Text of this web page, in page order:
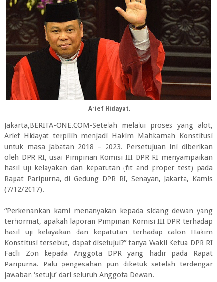
Arief Hidayat.
Jakarta,BERITA-ONE.COM-Setelah melalui proses yang alot,
Arief Hidayat terpilih menjadi Hakim Mahkamah Konstitusi
untuk masa jabatan 2018 – 2023. Persetujuan ini diberikan
oleh DPR RI, usai Pimpinan Komisi III DPR RI menyampaikan
hasil uji kelayakan dan kepatutan (fit and proper test) pada
Rapat Paripurna, di Gedung DPR RI, Senayan, Jakarta, Kamis
(7/12/2017).
“Perkenankan kami menanyakan kepada sidang dewan yang
terhormat, apakah laporan Pimpinan Komisi III DPR terhadap
hasil uji kelayakan dan kepatutan terhadap calon Hakim
Konstitusi tersebut, dapat disetujui?” tanya Wakil Ketua DPR RI
Fadli Zon kepada Anggota DPR yang hadir pada Rapat
Paripurna. Palu pengesahan pun diketuk setelah terdengar
jawaban ‘setuju’ dari seluruh Anggota Dewan.